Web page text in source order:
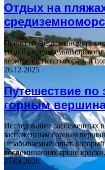
Отдых на
Прелести
теплого
возможность позагорать и
26.12.2025
Путешествие по
горным
Исследование заснеженных
заснеженным горным
незабываемый опыт,
воспоминаниях яркие
27.04.2026